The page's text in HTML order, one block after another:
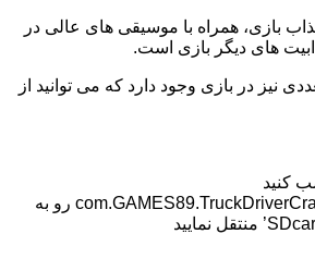
بازی، همراه با موسیقی های عالی در
های دیگر بازی است.
نیز در بازی وجود دارد که می توانید از
۲-سپس پوشه com.GAMES89.TruckDriverCrazyRoad رو به